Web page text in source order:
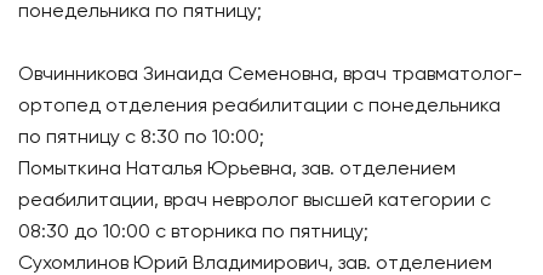
понедельника по пятницу;
Овчинникова Зинаида Семеновна, врач травматолог-
ортопед отделения реабилитации с понедельника
по пятницу с 8:30 по 10:00;
Помыткина Наталья Юрьевна, зав. отделением
реабилитации, врач невролог высшей категории с
08:30 до 10:00 с вторника по пятницу;
Сухомлинов Юрий Владимирович, зав. отделением